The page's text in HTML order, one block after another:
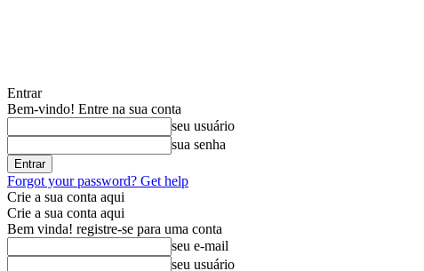
Entrar
Bem-vindo! Entre na sua conta
seu usuário
sua senha
Forgot your password? Get help
Crie a sua conta aqui
Crie a sua conta aqui
Bem vinda! registre-se para uma conta
seu e-mail
seu usuário